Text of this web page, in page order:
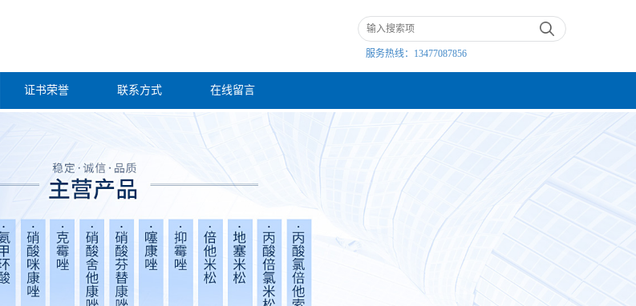
服务热线： 13477087856
证书荣誉 联系方式 在线留言